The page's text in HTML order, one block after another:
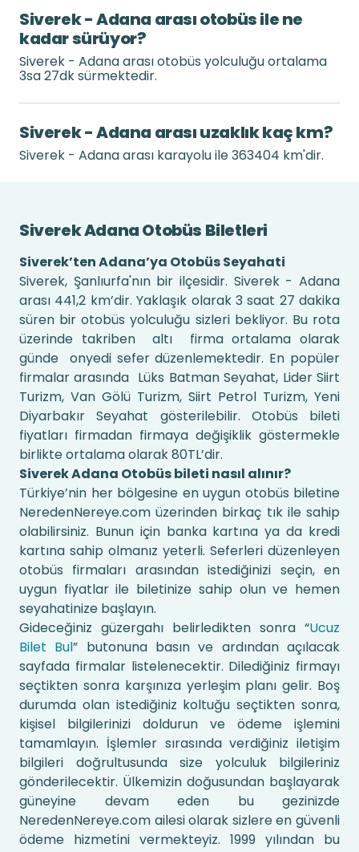
Siverek - Adana arası otobüs ile ne
kadar sürüyor?
Siverek - Adana arası otobüs yolculuğu ortalama
3sa 27dk sürmektedir.
Siverek - Adana arası uzaklık kaç km?
Siverek - Adana arası karayolu ile 363404 km'dir.
Siverek Adana Otobüs Biletleri
Siverek’ten Adana’ya Otobüs Seyahati
Siverek, Şanlıurfa'nın bir ilçesidir. Siverek - Adana
arası 441,2 km’dir. Yaklaşık olarak 3 saat 27 dakika
süren bir otobüs yolculuğu sizleri bekliyor. Bu rota
üzerinde takriben altı firma ortalama olarak
günde onyedi sefer düzenlemektedir. En popüler
firmalar arasında Lüks Batman Seyahat, Lider Siirt
Turizm, Van Gölü Turizm, Siirt Petrol Turizm, Yeni
Diyarbakır Seyahat gösterilebilir. Otobüs bileti
fiyatları firmadan firmaya değişiklik göstermekle
birlikte ortalama olarak 80TL’dir.
Siverek Adana Otobüs bileti nasıl alınır?
Türkiye’nin her bölgesine en uygun otobüs biletine
NeredenNereye.com üzerinden birkaç tık ile sahip
olabilirsiniz. Bunun için banka kartına ya da kredi
kartına sahip olmanız yeterli. Seferleri düzenleyen
otobüs firmaları arasından istediğinizi seçin, en
uygun fiyatlar ile biletinize sahip olun ve hemen
seyahatinize başlayın.
Gideceğiniz güzergahı belirledikten sonra “Ucuz
Bilet Bul” butonuna basın ve ardından açılacak
sayfada firmalar listelenecektir. Dilediğiniz firmayı
seçtikten sonra karşınıza yerleşim planı gelir. Boş
durumda olan istediğiniz koltuğu seçtikten sonra,
kişisel bilgilerinizi doldurun ve ödeme işlemini
tamamlayın. İşlemler sırasında verdiğiniz iletişim
bilgileri doğrultusunda size yolculuk bilgileriniz
gönderilecektir. Ülkemizin doğusundan başlayarak
güneyine devam eden bu gezinizde
NeredenNereye.com ailesi olarak sizlere en güvenli
ödeme hizmetini vermekteyiz. 1999 yılından bu